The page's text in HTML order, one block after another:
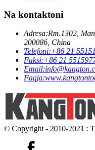
Na kontaktoni
Adresa:Rm.1302,
200086, China
Telefoni:+86 21
Faksi:+86 21
Email:
Faqja:
© Copyright - 2010-2021 :